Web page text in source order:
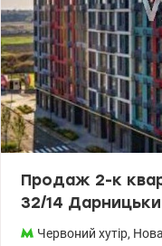
Продаж 2-к
32/14
Червоний хутір,